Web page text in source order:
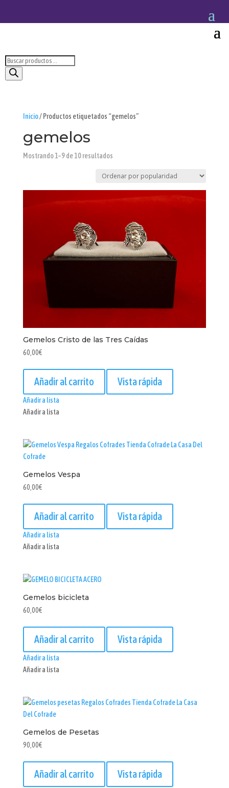
Búsqueda
de
Inicio/ Productos etiquetados “gemelos”
gemelos
Mostrando 1–9 de 10 resultadosOrdenado
popularidad
Gemelos Cristo de las Tres Caídas
60,00€
Añadir al carrito Vista rápida
Añadir a lista
Añadir a lista
Gemelos Vespa
60,00€
Añadir al carrito Vista rápida
Añadir a lista
Añadir a lista
Gemelos bicicleta
60,00€
Añadir al carrito Vista rápida
Añadir a lista
Añadir a lista
Gemelos de Pesetas
90,00€
Añadir al carrito Vista rápida